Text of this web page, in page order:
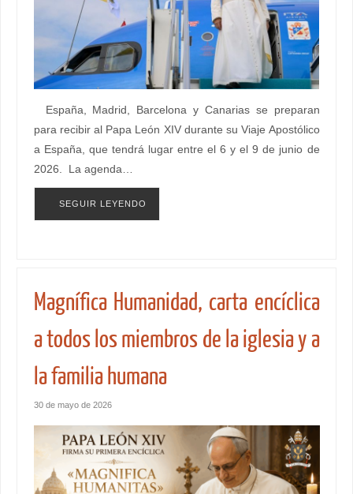
España, Madrid, Barcelona y Canarias se preparan
para recibir al Papa León XIV durante su Viaje Apostólico
a España, que tendrá lugar entre el 6 y el 9 de junio de
2026. La agenda…
SEGUIR LEYENDO
Magnífica Humanidad, carta encíclica
a todos los miembros de la iglesia y a
la familia humana
30 de mayo de 2026